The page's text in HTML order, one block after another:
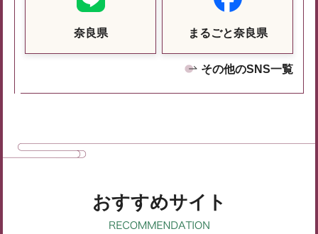
奈良県 まるごと奈良県
その他のSNS一覧
おすすめサイト